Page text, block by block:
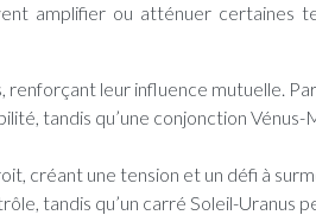
amplifier ou atténuer certaines
renforçant leur influence mutuelle.
tandis qu’une conjonction
créant une tension et un défi à
tandis qu’un carré Soleil-Uranus